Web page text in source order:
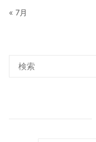
« 7月